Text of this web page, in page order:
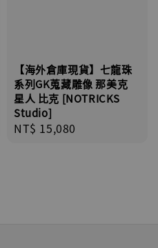
【海外倉庫現貨】七龍珠
系列GK蒐藏雕像 那美克
星人 比克 [NOTRICKS
Studio]
Regular
NT$ 15,080